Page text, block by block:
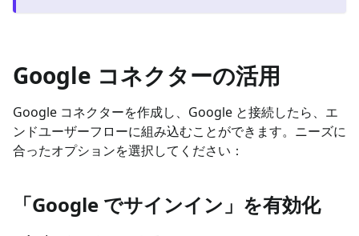
Google コネクターの活用
Google コネクターを作成し、Google と接続したら、エ
ンドユーザーフローに組み込むことができます。ニーズに
合ったオプションを選択してください：
「Google でサインイン」を有効化